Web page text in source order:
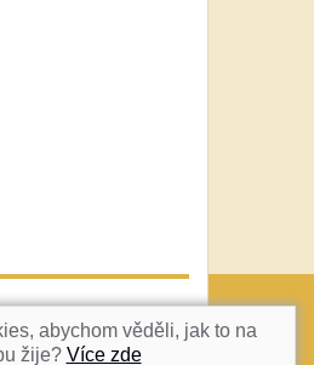
NAHORU
abychom věděli, jak to na
žije? Více zde